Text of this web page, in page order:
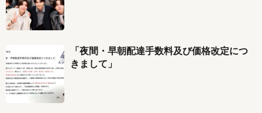
「夜間・早朝配達手数料及び価格改定につ
きまして」